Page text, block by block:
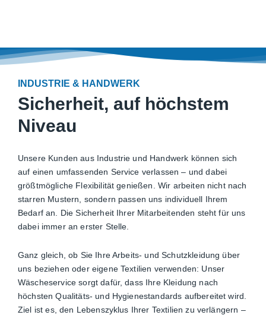
LEISTUNGEN
BRANCHEN
KONTAKT
Industrie & Handwerk
INDUSTRIE & HANDWERK
Sicherheit, auf höchstem
Niveau
Unsere Kunden aus Industrie und Handwerk können sich
auf einen umfassenden Service verlassen – und dabei
größtmögliche Flexibilität genießen. Wir arbeiten nicht nach
starren Mustern, sondern passen uns individuell Ihrem
Bedarf an. Die Sicherheit Ihrer Mitarbeitenden steht für uns
dabei immer an erster Stelle.
Ganz gleich, ob Sie Ihre Arbeits- und Schutzkleidung über
uns beziehen oder eigene Textilien verwenden: Unser
Wäscheservice sorgt dafür, dass Ihre Kleidung nach
höchsten Qualitäts- und Hygienestandards aufbereitet wird.
Ziel ist es, den Lebenszyklus Ihrer Textilien zu verlängern –